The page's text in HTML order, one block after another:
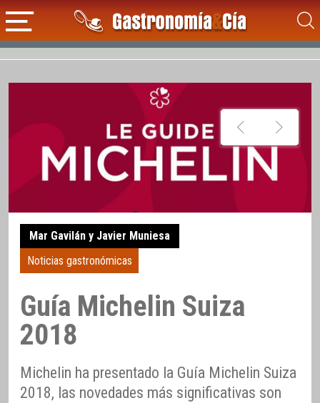
Mar Gavilán y Javier Muniesa
Noticias gastronómicas
Guía Michelin Suiza
2018
Michelin ha presentado la Guía Michelin Suiza
2018, las novedades más significativas son